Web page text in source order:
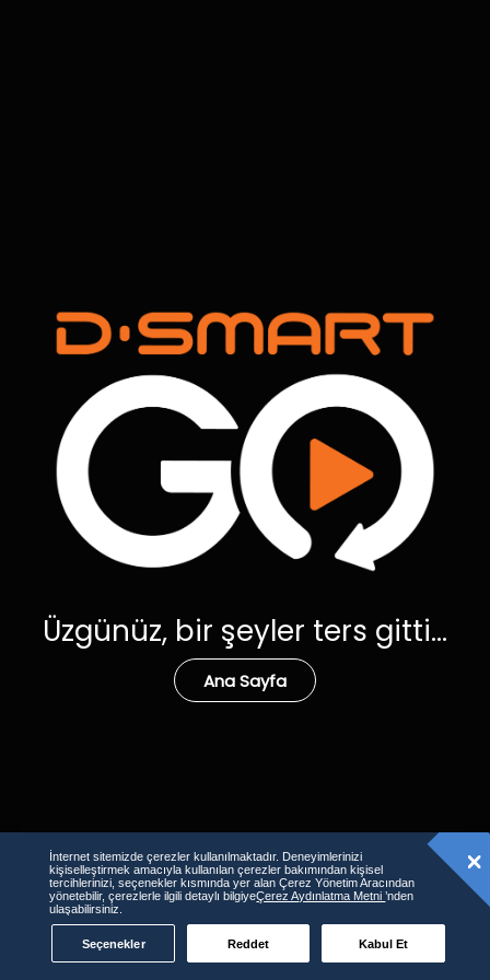
Üzgünüz, bir şeyler ters gitti...
Ana Sayfa
İnternet sitemizde çerezler kullanılmaktadır. Deneyimlerinizi
kişiselleştirmek amacıyla kullanılan çerezler bakımından kişisel
tercihlerinizi, seçenekler kısmında yer alan Çerez Yönetim Aracından
yönetebilir, çerezlerle ilgili detaylı bilgiyeÇerez Aydınlatma Metni’nden
ulaşabilirsiniz.
Seçenekler Reddet Kabul Et